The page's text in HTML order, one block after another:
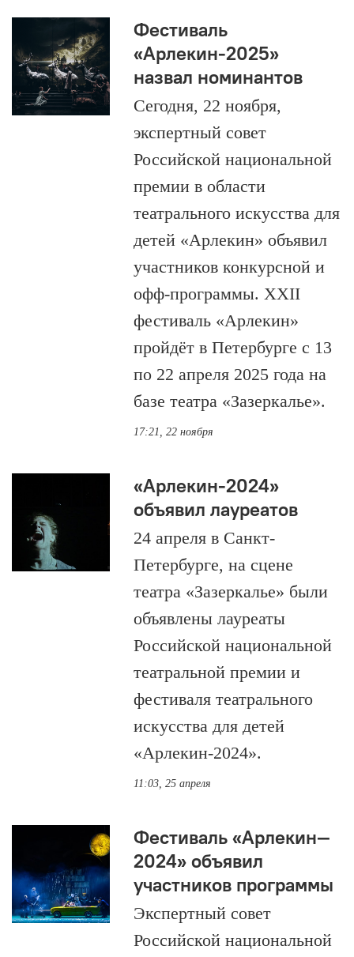
Фестиваль
«Арлекин-2025»
назвал номинантов
Сегодня, 22 ноября,
экспертный совет
Российской национальной
премии в области
театрального искусства для
детей «Арлекин» объявил
участников конкурсной и
офф-программы. XXII
фестиваль «Арлекин»
пройдёт в Петербурге с 13
по 22 апреля 2025 года на
базе театра «Зазеркалье».
17:21, 22 ноября
«Арлекин-2024»
объявил лауреатов
24 апреля в Санкт-
Петербурге, на сцене
театра «Зазеркалье» были
объявлены лауреаты
Российской национальной
театральной премии и
фестиваля театрального
искусства для детей
«Арлекин-2024».
11:03, 25 апреля
Фестиваль «Арлекин—
2024» объявил
участников программы
Экспертный совет
Российской национальной